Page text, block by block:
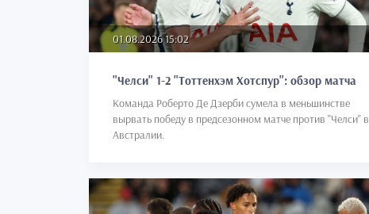
01.08.2026 15:02
"Челси" 1-2 "Тоттенхэм Хотспур": обзор матча
Команда Роберто Де Дзерби сумела в меньшинстве
вырвать победу в предсезонном матче против "Челси" в
Австралии.